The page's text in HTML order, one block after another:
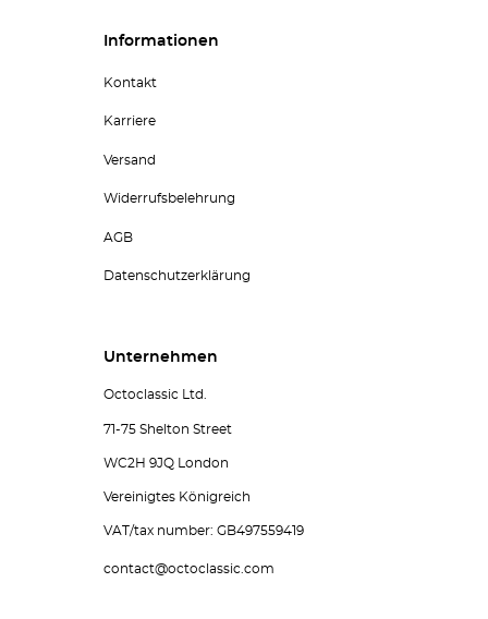
Informationen
Kontakt
Karriere
Versand
Widerrufsbelehrung
AGB
Datenschutzerklärung
Unternehmen
Octoclassic Ltd.
71-75 Shelton Street
WC2H 9JQ London
Vereinigtes Königreich
VAT/tax number: GB497559419
contact@octoclassic.com